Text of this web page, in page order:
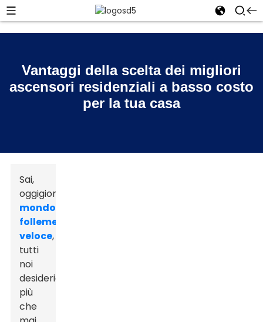
Vantaggi della scelta dei migliori
ascensori residenziali a basso costo
per la tua casa
Sai,
oggigiorno
mondo
follemente
veloce,
tutti
noi
desideriamo
più
che